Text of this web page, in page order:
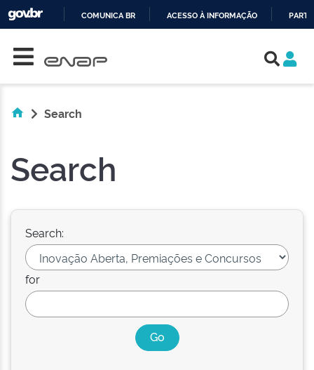
COMUNICA BR ACESSO À INFORMAÇÃO
Search
Search
Search:
for